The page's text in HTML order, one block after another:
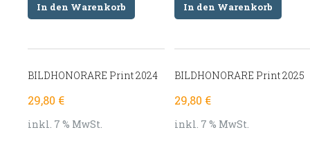
In den Warenkorb In den Warenkorb
BILDHONORARE Print 2024
29,80 €
inkl. 7 % MwSt.
BILDHONORARE Print 2025
29,80 €
inkl. 7 % MwSt.